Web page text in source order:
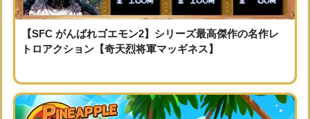
【SFC がんばれゴエモン2】シリーズ最高傑作の名作レ
トロアクション【奇天烈将軍マッギネス】